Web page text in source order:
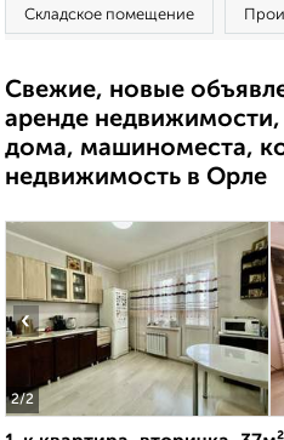
Складское помещение
Свежие, новые
аренде
дома, машиноместа,
недвижимость в Орле
2/2
‹